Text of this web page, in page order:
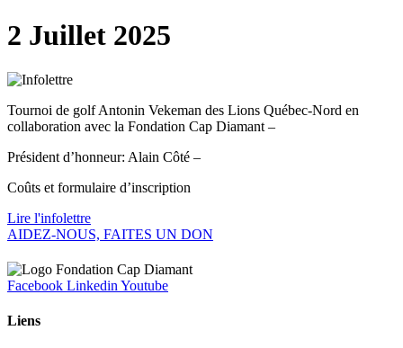
2 Juillet 2025
Tournoi de golf Antonin Vekeman des Lions Québec-Nord en
collaboration avec la Fondation Cap Diamant –
Président d’honneur: Alain Côté –
Coûts et formulaire d’inscription
Lire l'infolettre
AIDEZ-NOUS, FAITES UN DON
Facebook Linkedin Youtube
Liens